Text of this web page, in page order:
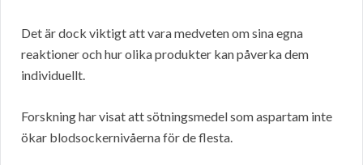
Det är dock viktigt att vara medveten om sina egna
reaktioner och hur olika produkter kan påverka dem
individuellt.
Forskning har visat att sötningsmedel som aspartam inte
ökar blodsockernivåerna för de flesta.